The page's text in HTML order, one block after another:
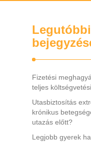
Legutóbbi
Fizetési
teljes
Utasbiztosítás
krónikus
utazás előtt?
Legjobb gyerek